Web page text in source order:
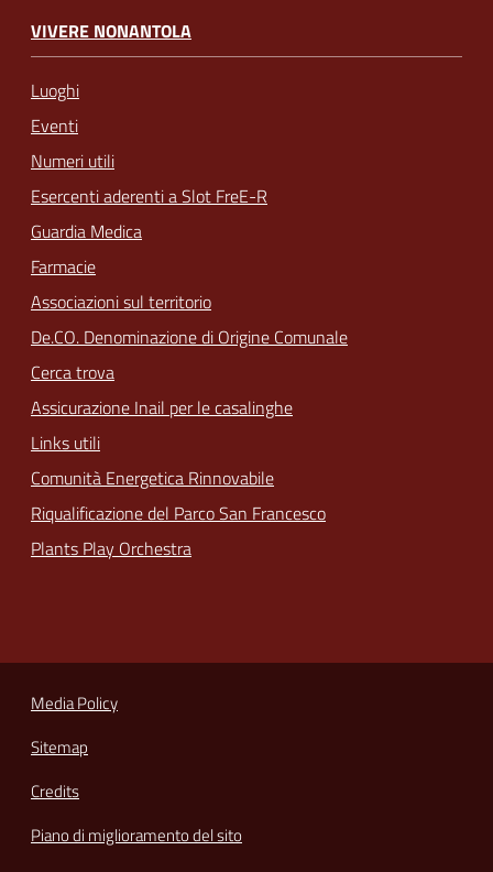
VIVERE NONANTOLA
Luoghi
Eventi
Numeri utili
Esercenti aderenti a Slot FreE-R
Guardia Medica
Farmacie
Associazioni sul territorio
De.CO. Denominazione di Origine Comunale
Cerca trova
Assicurazione Inail per le casalinghe
Links utili
Comunità Energetica Rinnovabile
Riqualificazione del Parco San Francesco
Plants Play Orchestra
Media Policy
Sitemap
Credits
Piano di miglioramento del sito